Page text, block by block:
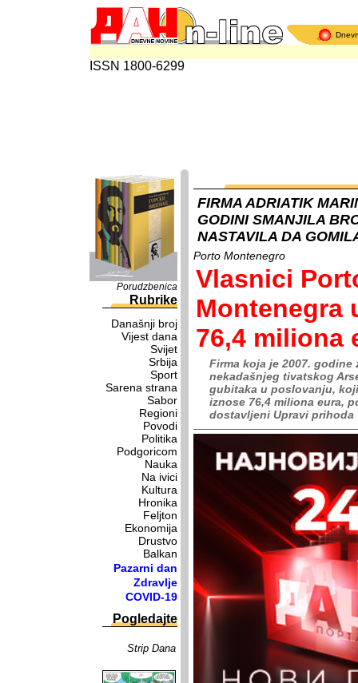
ISSN 1800-6299
Porudzbenica
Rubrike
Današnji broj
Vijest dana
Svijet
Srbija
Sport
Sarena strana
Sabor
Regioni
Povodi
Politika
Podgoricom
Nauka
Na ivici
Kultura
Hronika
Feljton
Ekonomija
Drustvo
Balkan
Pazarni dan
Zdravlje
COVID-19
Pogledajte
Strip Dana
FIRMA ADRIATIK
GODINI SMANJILA
NASTAVILA DA
Porto Montenegro
Vlasnici
Montenegra
76,4 miliona
Firma koja je 2007.
nekadašnjeg tivatskog
gubitaka u poslovanju,
iznose 76,4 miliona eura,
dostavljeni Upravi prihoda